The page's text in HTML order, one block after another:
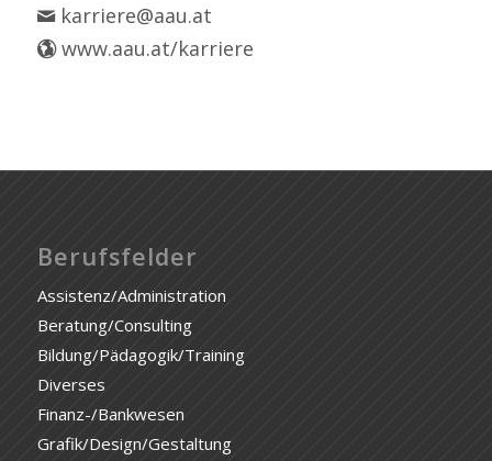
karriere@aau.at
www.aau.at/karriere
Berufsfelder
Assistenz/Administration
Beratung/Consulting
Bildung/Pädagogik/Training
Diverses
Finanz-/Bankwesen
Grafik/Design/Gestaltung